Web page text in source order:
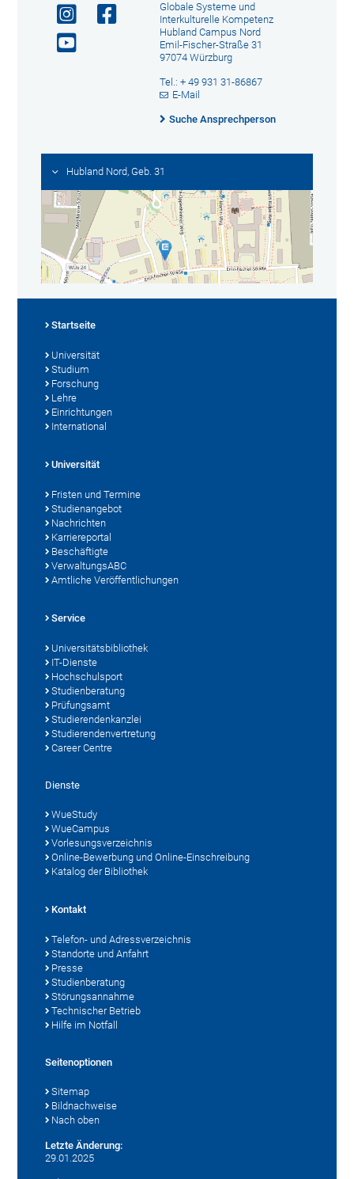
Globale Systeme und
Interkulturelle Kompetenz
Hubland Campus Nord
Emil-Fischer-Straße 31
97074 Würzburg
Tel.: + 49 931 31-86867
E-Mail
Suche Ansprechperson
Hubland Nord, Geb. 31
Startseite
Universität
Studium
Forschung
Lehre
Einrichtungen
International
Universität
Fristen und Termine
Studienangebot
Nachrichten
Karriereportal
Beschäftigte
VerwaltungsABC
Amtliche Veröffentlichungen
Service
Universitätsbibliothek
IT-Dienste
Hochschulsport
Studienberatung
Prüfungsamt
Studierendenkanzlei
Studierendenvertretung
Career Centre
Dienste
WueStudy
WueCampus
Vorlesungsverzeichnis
Online-Bewerbung und Online-Einschreibung
Katalog der Bibliothek
Kontakt
Telefon- und Adressverzeichnis
Standorte und Anfahrt
Presse
Studienberatung
Störungsannahme
Technischer Betrieb
Hilfe im Notfall
Seitenoptionen
Sitemap
Bildnachweise
Nach oben
Letzte Änderung:
29.01.2025